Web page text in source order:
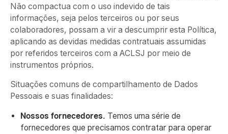
Não compactua com o uso indevido de tais
informações, seja pelos terceiros ou por seus
colaboradores, possam a vir a descumprir esta Política,
aplicando as devidas medidas contratuais assumidas
por referidos terceiros com a ACLSJ por meio de
instrumentos próprios.
Situações comuns de compartilhamento de Dados
Pessoais e suas finalidades:
Nossos fornecedores. Temos uma série de
fornecedores que precisamos contratar para operar